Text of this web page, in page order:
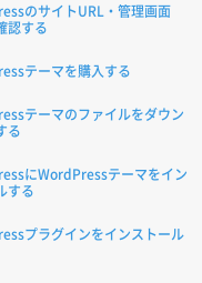
のサイトURL・管理画面
認する
テーマを購入する
テーマのファイルをダウン
る
にWordPressテーマをイン
する
プラグインをインストール